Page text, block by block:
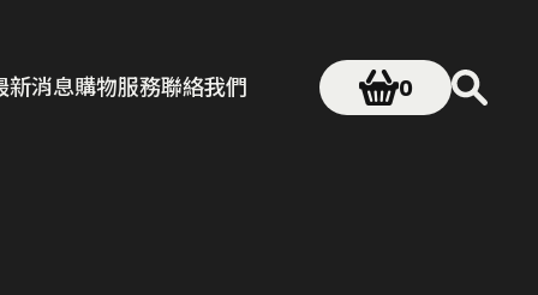
新消息購物服務聯絡我們 0